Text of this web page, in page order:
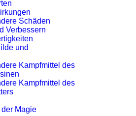
Schäden
Verbessern
und
Kampfmittel des
Kampfmittel des
Magie